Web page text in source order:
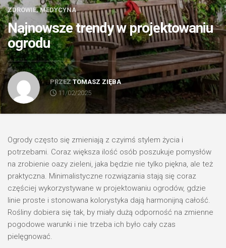
ZDROWIE, MEDYCYNA
Najnowsze trendy w projektowaniu
ogrodu
PRZEZTOMASZ ZIĘBA
11/02/2025
Ogrody często się zmieniają z czyimś stylem życia i
potrzebami. Coraz większa ilość osób poszukuje pomysłów
na zrobienie oazy zieleni, jaka będzie nie tylko piękna, ale też
praktyczna. Minimalistyczne rozwiązania stają się coraz
częściej wykorzystywane w projektowaniu ogrodów, gdzie
linie proste i stonowana kolorystyka dają harmonijną całość.
Rośliny dobiera się tak, by miały dużą odporność na zmienne
pogodowe warunki i nie trzeba ich było cały czas
pielęgnować.